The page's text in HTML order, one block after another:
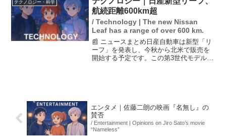
明し、理解を求めまし...
テクノロジー・科学
航続距離600km超
/ Technology | The new Nissan
Leaf has a range of over 600 km.
📰 ニュースまとめ日産自動車は新型「リ
ーフ」を発表し、今秋から北米で販売を
開始する予定です。この第3世代モデルで
エンタメ｜佐藤二朗の映画『名無し』の
賛否
/ Entertainment | Opinions on Jiro Sato’s movie
“Nameless”